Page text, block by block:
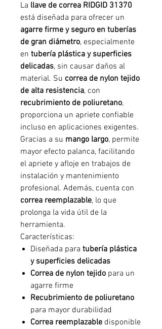
La llave de correa RIDGID 31370
está diseñada para ofrecer un
agarre firme y seguro en tuberías
de gran diámetro, especialmente
en tubería plástica y superficies
delicadas, sin causar daños al
material. Su correa de nylon tejido
de alta resistencia, con
recubrimiento de poliuretano,
proporciona un apriete confiable
incluso en aplicaciones exigentes.
Gracias a su mango largo, permite
mayor efecto palanca, facilitando
el apriete y afloje en trabajos de
instalación y mantenimiento
profesional. Además, cuenta con
correa reemplazable, lo que
prolonga la vida útil de la
herramienta.
Características:
Diseñada para tubería plástica
y superficies delicadas
Correa de nylon tejido para un
agarre firme
Recubrimiento de poliuretano
para mayor durabilidad
Correa reemplazable disponible